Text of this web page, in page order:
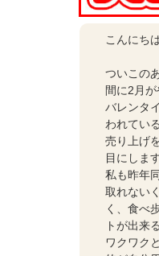
こんにち
ついこの
間に2月
バレンタ
われてい
売り上げ
目にします
私も昨年
取れない
く、食べ
トが出来
ワクワク